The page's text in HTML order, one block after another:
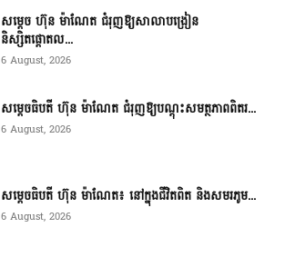
សម្តេច ហ៊ុន ម៉ាណែត ជំរុញឱ្យសាលាបង្រៀន
និស្សិតផ្តោតល...
6 August, 2026
សម្តេចធិបតី ហ៊ុន ម៉ាណែត ជំរុញឱ្យបណ្តុះសមត្ថភាពពិតរ...
6 August, 2026
សម្តេចធិបតី ហ៊ុន ម៉ាណែត៖ នៅក្នុងជីវិតពិត និងសមរភូម...
6 August, 2026